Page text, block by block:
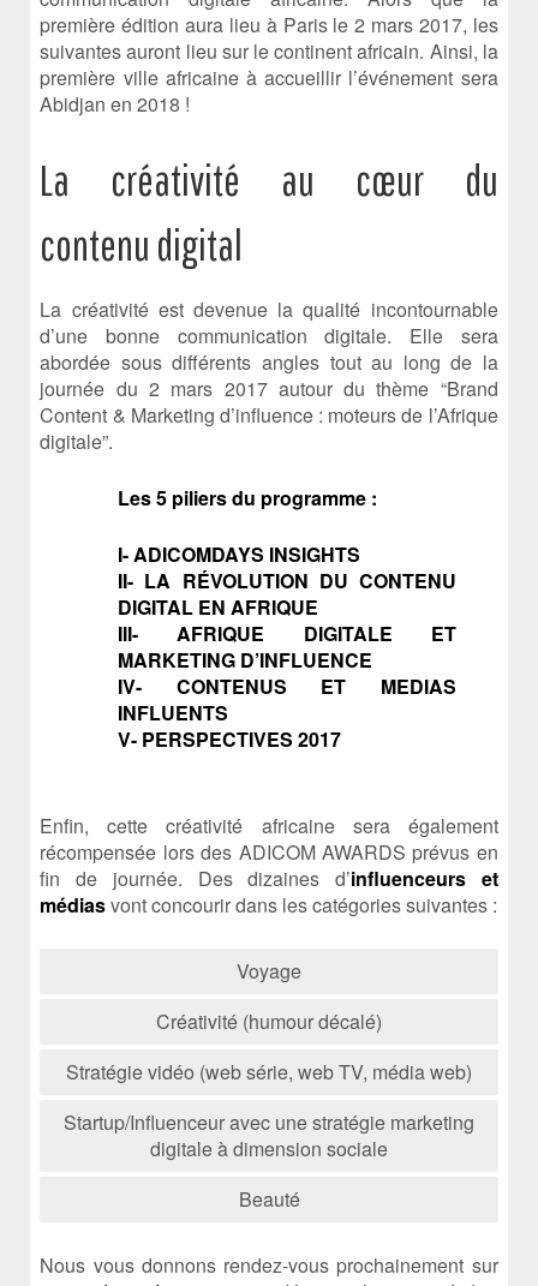
première édition aura lieu à Paris le 2 mars 2017, les
suivantes auront lieu sur le continent africain. Ainsi, la
première ville africaine à accueillir l’événement sera
Abidjan en 2018 !
La créativité au cœur du
contenu digital
La créativité est devenue la qualité incontournable
d’une bonne communication digitale. Elle sera
abordée sous différents angles tout au long de la
journée du 2 mars 2017 autour du thème “Brand
Content & Marketing d’influence : moteurs de l’Afrique
digitale”.
Les 5 piliers du programme :
I- ADICOMDAYS INSIGHTS
II- LA RÉVOLUTION DU CONTENU
DIGITAL EN AFRIQUE
III- AFRIQUE DIGITALE ET
MARKETING D’INFLUENCE
IV- CONTENUS ET MEDIAS
INFLUENTS
V- PERSPECTIVES 2017
Enfin, cette créativité africaine sera également
récompensée lors des ADICOM AWARDS prévus en
fin de journée. Des dizaines d’influenceurs et
médiasvont concourir dans les catégories suivantes :
Voyage
Créativité (humour décalé)
Stratégie vidéo (web série, web TV, média web)
Startup/Influenceur avec une stratégie marketing
digitale à dimension sociale
Beauté
Nous vous donnons rendez-vous prochainement sur